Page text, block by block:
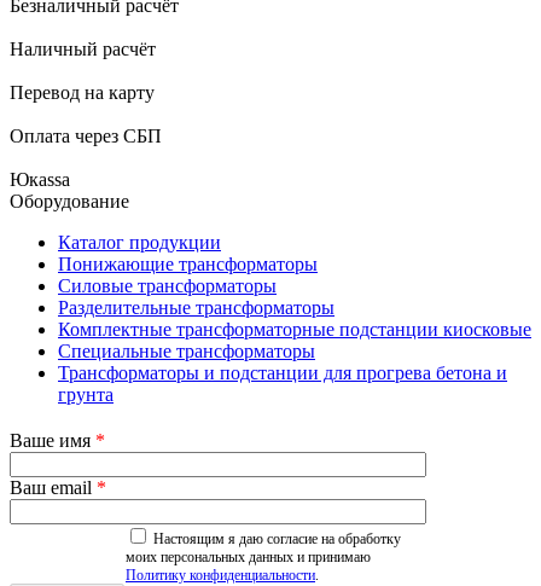
Безналичный расчёт
Наличный расчёт
Перевод на карту
Оплата через СБП
Юкаssа
Оборудование
Каталог продукции
Понижающие трансформаторы
Силовые трансформаторы
Разделительные трансформаторы
Комплектные трансформаторные подстанции киосковые
Специальные трансформаторы
Трансформаторы и подстанции для прогрева бетона и
грунта
Ваше имя *
Ваш email *
Настоящим я даю согласие на обработку
моих персональных данных и принимаю
Политику конфиденциальности.